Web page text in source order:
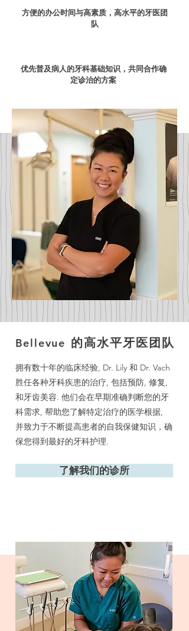
方便的办公时间与高素质，高水平的牙医团
队
优先普及病人的牙科基础知识，共同合作确
定诊治的方案
Bellevue 的高水平牙医团队
拥有数十年的临床经验, Dr. Lily 和 Dr. Vach
胜任各种牙科疾患的治疗, 包括预防, 修复,
和牙齿美容. 他们会在早期准确判断您的牙
科需求, 帮助您了解特定治疗的医学根据,
并致力于不断提高患者的自我保健知识，确
保您得到最好的牙科护理.
了解我们的诊所